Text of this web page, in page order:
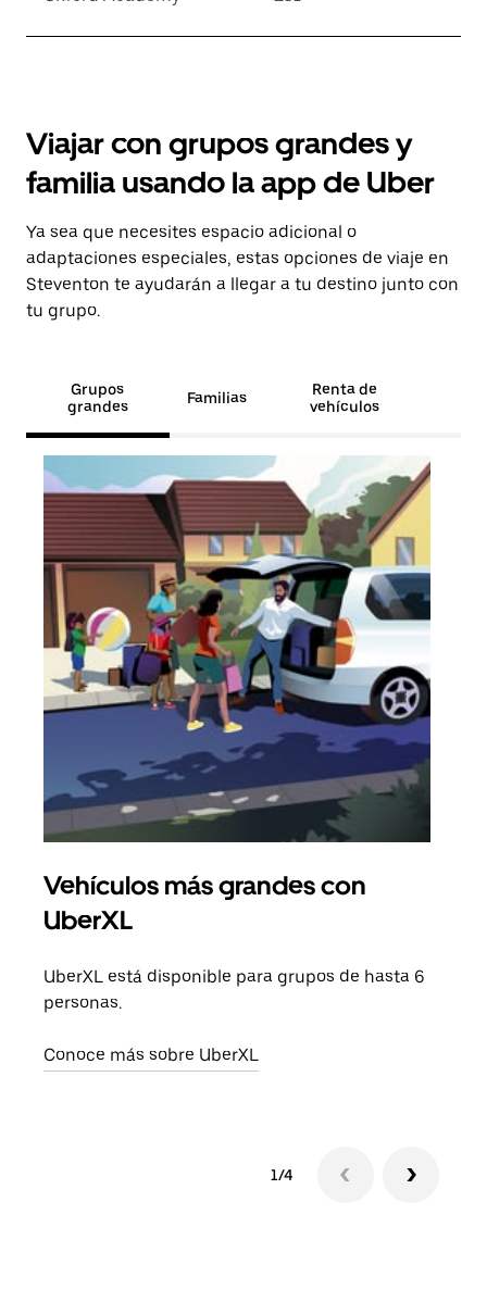
Viajar con grupos grandes y
familia usando la app de Uber
Ya sea que necesites espacio adicional o
adaptaciones especiales, estas opciones de viaje en
Steventon te ayudarán a llegar a tu destino junto con
tu grupo.
Grupos
grandes
Familias
Renta de
vehículos
Vehículos más grandes con
UberXL
UberXL está disponible para grupos de hasta 6
personas.
Conoce más sobre UberXL
1/4